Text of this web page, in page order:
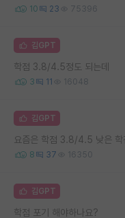
10 23 75396
김GPT
학점 3.8/4.5정도 되는데
3 11 16048
김GPT
요즘은 학점 3.8/4.5 낮은 학
8 37 16350
김GPT
학점 포기 해야하나요?